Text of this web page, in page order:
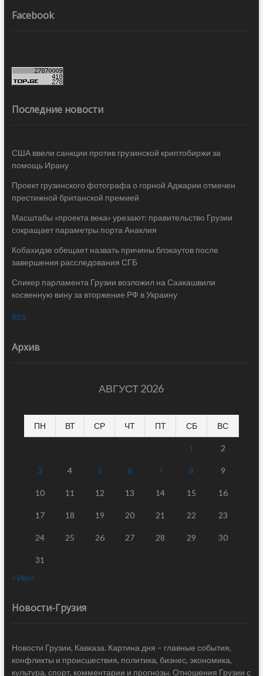
Facebook
Последние новости
США ввели санкции против грузинской криптобиржи за
помощь Ирану
Проект грузинского фотографа о горной Аджарии отмечен
престижной британской премией
Масштабы «проекта века» урезают: правительство Грузии
сокращает параметры порта Анаклия
Кобахидзе обещает назвать причины блэкаутов после
завершения расследования СГБ
Спикер парламента Грузии возложил на Саакашвили
косвенную вину за вторжение РФ в Украину
RSS
Архив
АВГУСТ 2026
ПН ВТ СР ЧТ ПТ СБ ВС
1 2
3 4 5 6 7 8 9
10 11 12 13 14 15 16
17 18 19 20 21 22 23
24 25 26 27 28 29 30
31
« Июл
Новости-Грузия
Новости Грузии, Кавказа. Картина дня – главные события,
конфликты и происшествия, политика, бизнес, экономика,
культура, спорт, комментарии и прогнозы. Отношения Грузии с